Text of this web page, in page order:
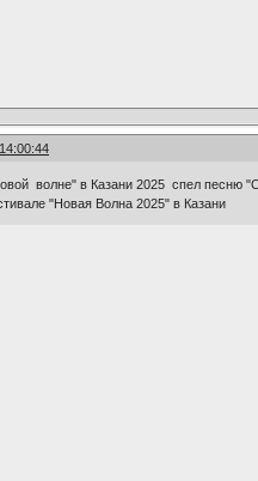
волне" в Казани 2025 спел песню
"Новая Волна 2025" в Казани